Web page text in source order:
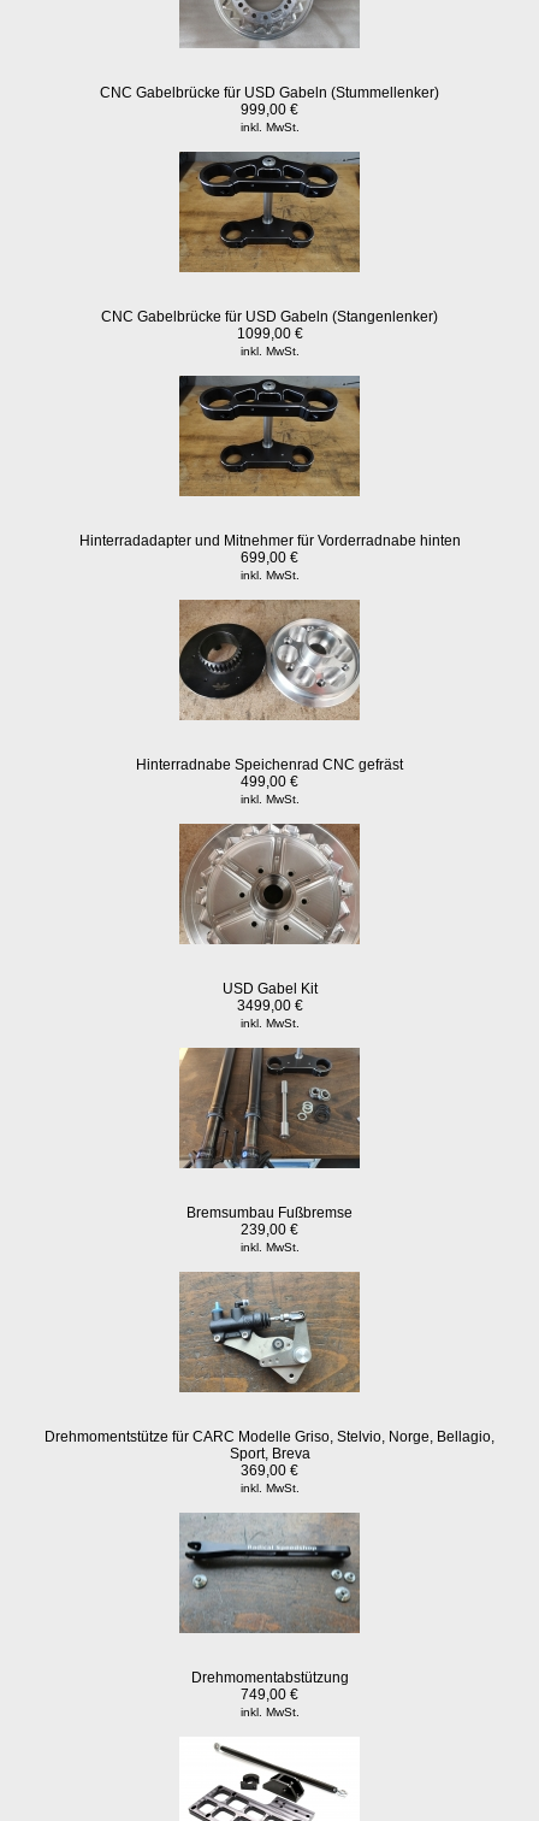
CNC Gabelbrücke für USD Gabeln (Stummellenker)
999,00 €
inkl. MwSt.
CNC Gabelbrücke für USD Gabeln (Stangenlenker)
1099,00 €
inkl. MwSt.
Hinterradadapter und Mitnehmer für Vorderradnabe hinten
699,00 €
inkl. MwSt.
Hinterradnabe Speichenrad CNC gefräst
499,00 €
inkl. MwSt.
USD Gabel Kit
3499,00 €
inkl. MwSt.
Bremsumbau Fußbremse
239,00 €
inkl. MwSt.
Drehmomentstütze für CARC Modelle Griso, Stelvio, Norge, Bellagio,
Sport, Breva
369,00 €
inkl. MwSt.
Drehmomentabstützung
749,00 €
inkl. MwSt.